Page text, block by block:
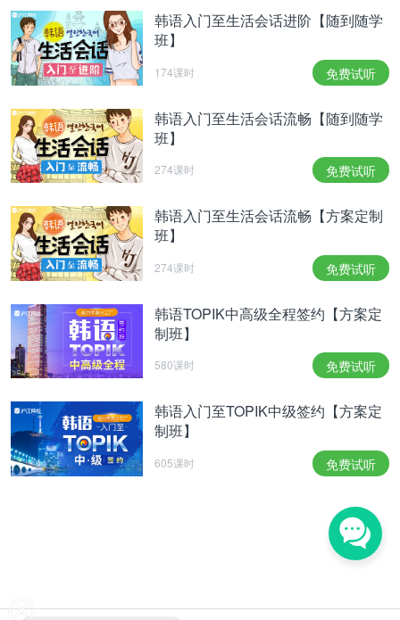
韩语入门至生活会话进阶【随到随学
班】
174课时 免费试听
韩语入门至生活会话流畅【随到随学
班】
274课时 免费试听
韩语入门至生活会话流畅【方案定制
班】
274课时 免费试听
韩语TOPIK中高级全程签约【方案定
制班】
580课时 免费试听
韩语入门至TOPIK中级签约【方案定
制班】
605课时 免费试听